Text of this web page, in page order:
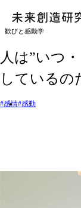
TOP
Topics
歓びと感動学
人は”いつ
しているの
#感情#感動